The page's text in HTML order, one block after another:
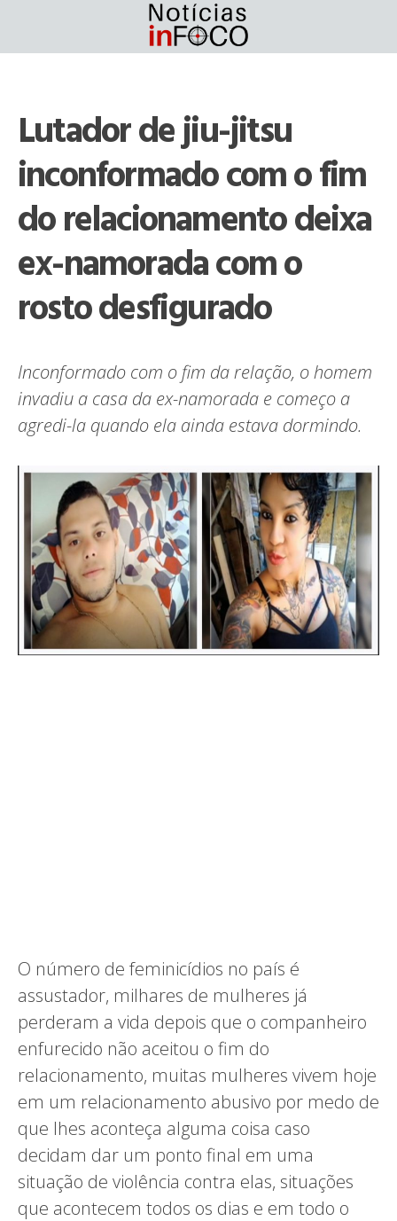
content
Lutador de jiu-jitsu
inconformado com o fim
do relacionamento deixa
ex-namorada com o
rosto desfigurado
Inconformado com o fim da relação, o homem
invadiu a casa da ex-namorada e começo a
agredi-la quando ela ainda estava dormindo.
O número de feminicídios no país é
assustador, milhares de mulheres já
perderam a vida depois que o companheiro
enfurecido não aceitou o fim do
relacionamento, muitas mulheres vivem hoje
em um relacionamento abusivo por medo de
que lhes aconteça alguma coisa caso
decidam dar um ponto final em uma
situação de violência contra elas, situações
que acontecem todos os dias e em todo o